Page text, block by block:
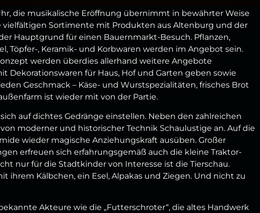
die musikalische Eröffnung übernimmt in bewährter Weise
vielfältigen Sortimente mit Produkten aus Altenburg und der
Hauptgrund für einen Bauernmarkt-Besuch. Pflanzen,
Töpfer-, Keramik- und Korbwaren werden im Angebot sein.
werden überdies allerhand weitere Angebote
Dekorationswaren für Haus, Hof und Garten geben sowie
Geschmack – Käse- und Wurstspezialitäten, frisches Brot
ist wieder mit von der Partie.
auf dichtes Gedränge einstellen. Neben den zahlreichen
moderner und historischer Technik Schaulustige an. Auf die
wieder magische Anziehungskraft ausüben. Großer
erfreuen sich erfahrungsgemäß auch die kleine Traktor-
nur für die Stadtkinder von Interesse ist die Tierschau.
ihrem Kälbchen, ein Esel, Alpakas und Ziegen. Und nicht zu
Akteure wie die „Futterschroter“, die altes Handwerk